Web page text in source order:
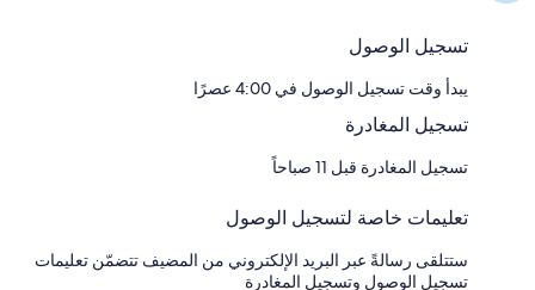
تسجيل الوصول
يبدأ وقت تسجيل الوصول في 4:00 عصرًا
تسجيل المغادرة
تسجيل المغادرة قبل 11 صباحاً
تعليمات خاصة لتسجيل الوصول
ستتلقى رسالةً عبر البريد الإلكتروني من المضيف تتضمّن تعليمات
تسجيل الوصول وتسجيل المغادرة